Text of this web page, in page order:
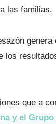
las familias.
que a
y el